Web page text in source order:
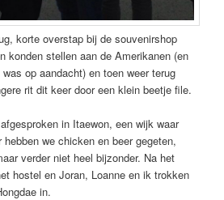
korte overstap bij de souvenirshop
konden stellen aan de Amerikanen (en
op aandacht) en toen weer terug
rit dit keer door een klein beetje file.
in Itaewon, een wijk waar
we chicken en beer gegeten,
verder niet heel bijzonder. Na het
hostel en Joran, Loanne en ik trokken
in.